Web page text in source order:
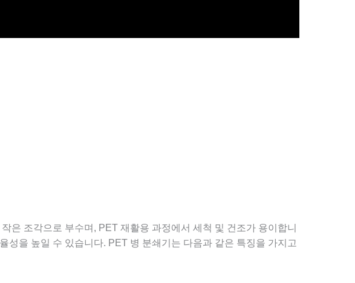
은 조각으로 부수며, PET 재활용 과정에서 세척 및 건조가 용이합니
성을 높일 수 있습니다. PET 병 분쇄기는 다음과 같은 특징을 가지고